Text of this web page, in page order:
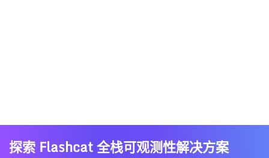
探索 Flashcat 全栈可观测性解决方案